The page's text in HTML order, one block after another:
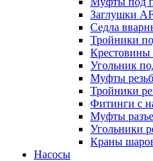
Заглушки
Седла
Тройники
Крестовины
Угольник
Муфты
Тройники
Фитинги с
Муфты
Угольники
Краны
Насосы